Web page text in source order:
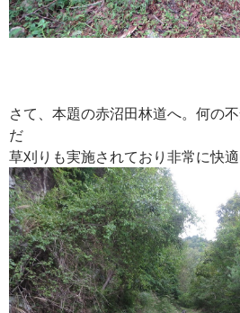
さて、本題の赤沼田林道へ。何の
だ
草刈りも実施されており非常に快